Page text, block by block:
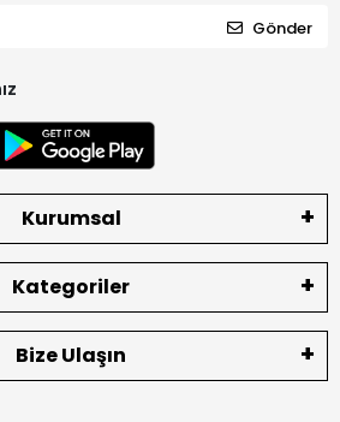
Gönder
Kurumsal
Kategoriler
Bize Ulaşın